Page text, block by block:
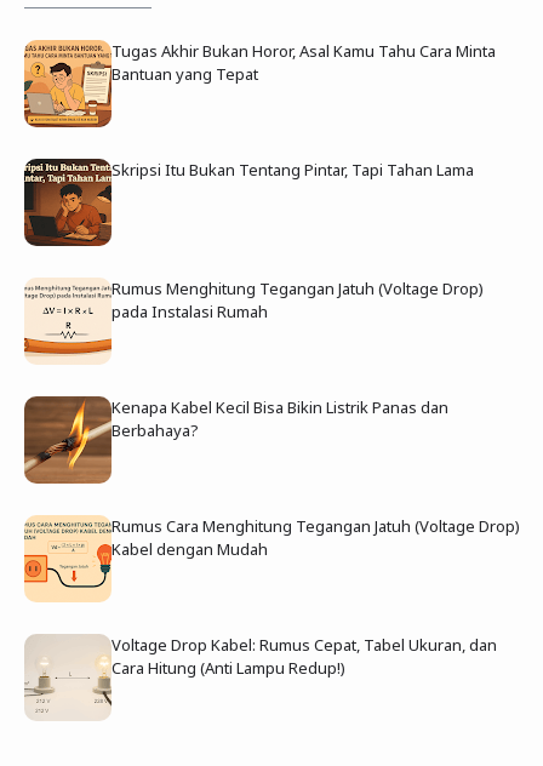
Tugas Akhir Bukan Horor, Asal Kamu Tahu Cara Minta
Bantuan yang Tepat
Skripsi Itu Bukan Tentang Pintar, Tapi Tahan Lama
Rumus Menghitung Tegangan Jatuh (Voltage Drop)
pada Instalasi Rumah
Kenapa Kabel Kecil Bisa Bikin Listrik Panas dan
Berbahaya?
Rumus Cara Menghitung Tegangan Jatuh (Voltage Drop)
Kabel dengan Mudah
Voltage Drop Kabel: Rumus Cepat, Tabel Ukuran, dan
Cara Hitung (Anti Lampu Redup!)